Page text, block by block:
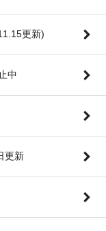
更新)
中
更新